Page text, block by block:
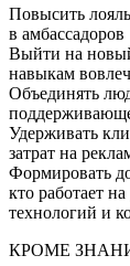
Повысить
в амбассадоров
Выйти на
навыкам
Объединять
Удерживать
затрат на
Формировать
кто работает
технологий и
КРОМЕ